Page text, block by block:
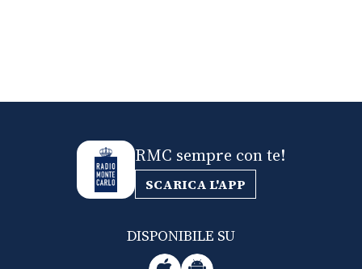
RMC sempre con te!
SCARICA L'APP
DISPONIBILE SU